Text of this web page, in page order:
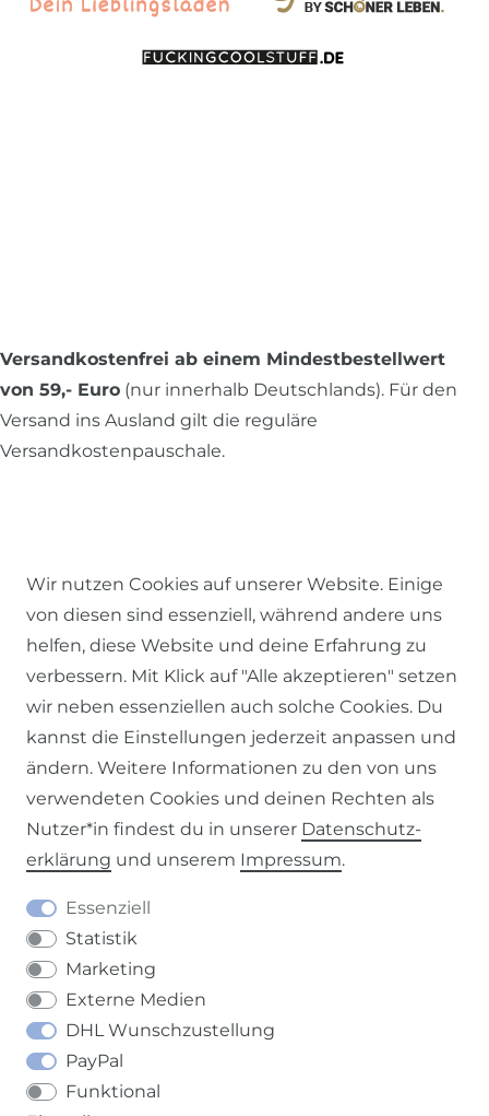
Versandkostenfrei ab einem Mindestbestellwert
von 59,- Euro (nur innerhalb Deutschlands). Für den
Versand ins Ausland gilt die reguläre
Versandkostenpauschale.
© 2026 SCHÖNER LEBEN.
Impressum Daten­schutz­erklärung AGB
Barrierefreiheitserklärung
VERTRAG WIDERRUFEN
Wir nutzen Cookies auf unserer Website. Einige
von diesen sind essenziell, während andere uns
helfen, diese Website und deine Erfahrung zu
verbessern. Mit Klick auf "Alle akzeptieren" setzen
wir neben essenziellen auch solche Cookies. Du
kannst die Einstellungen jederzeit anpassen und
ändern. Weitere Informationen zu den von uns
verwendeten Cookies und deinen Rechten als
Nutzer*in findest du in unserer Daten­schutz­
erklärung und unserem Impressum.
Essenziell
Statistik
Marketing
Externe Medien
DHL Wunschzustellung
PayPal
Funktional